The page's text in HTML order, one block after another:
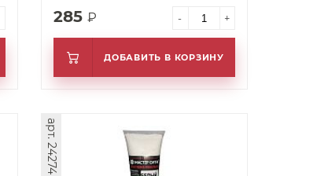
285 ₽ - +
ДОБАВИТЬ В КОРЗИНУ
арт. 24274